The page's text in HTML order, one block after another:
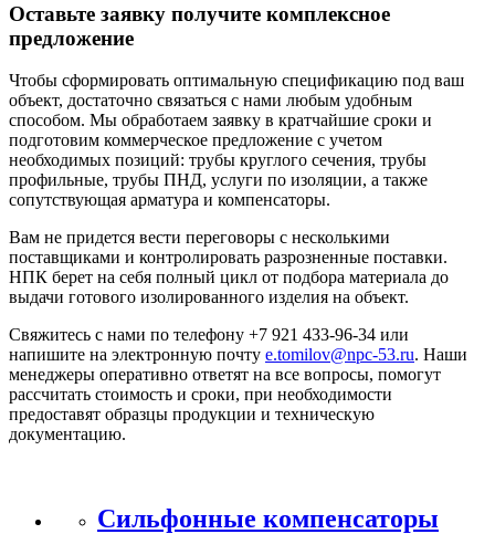
Оставьте заявку получите комплексное
предложение
Чтобы сформировать оптимальную спецификацию под ваш
объект, достаточно связаться с нами любым удобным
способом. Мы обработаем заявку в кратчайшие сроки и
подготовим коммерческое предложение с учетом
необходимых позиций: трубы круглого сечения, трубы
профильные, трубы ПНД, услуги по изоляции, а также
сопутствующая арматура и компенсаторы.
Вам не придется вести переговоры с несколькими
поставщиками и контролировать разрозненные поставки.
НПК берет на себя полный цикл от подбора материала до
выдачи готового изолированного изделия на объект.
Свяжитесь с нами по телефону +7 921 433-96-34 или
напишите на электронную почту e.tomilov@npc-53.ru. Наши
менеджеры оперативно ответят на все вопросы, помогут
рассчитать стоимость и сроки, при необходимости
предоставят образцы продукции и техническую
документацию.
Сильфонные компенсаторы